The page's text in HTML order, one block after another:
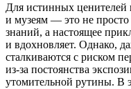
Для истинных ценителей
и музеям — это не
знаний, а настоящее
и вдохновляет. Однако,
сталкиваются с риском
из-за постоянства
утомительной рутины. В